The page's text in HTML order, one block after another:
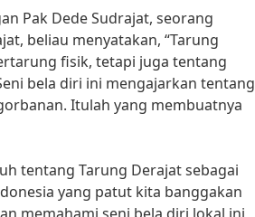
Pak Dede Sudrajat, seorang
beliau menyatakan, “Tarung
fisik, tetapi juga tentang
bela diri ini mengajarkan tentang
Itulah yang membuatnya
tentang Tarung Derajat sebagai
yang patut kita banggakan